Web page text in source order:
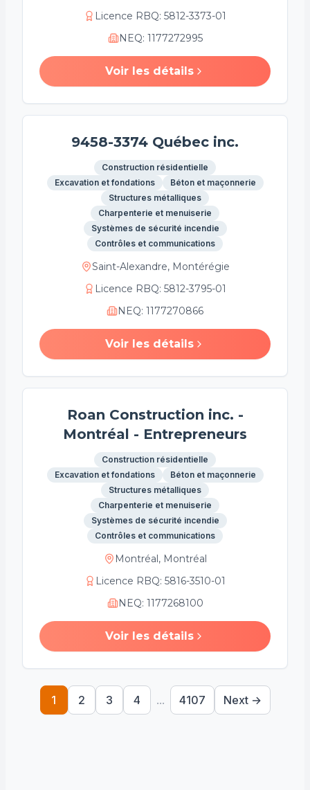
Licence RBQ: 5812-3373-01
NEQ: 1177272995
Voir les détails
9458-3374 Québec inc.
Construction résidentielle
Excavation et fondations
Béton et maçonnerie
Structures métalliques
Charpenterie et menuiserie
Systèmes de sécurité incendie
Contrôles et communications
Saint-Alexandre, Montérégie
Licence RBQ: 5812-3795-01
NEQ: 1177270866
Voir les détails
Roan Construction inc. -
Montréal - Entrepreneurs
Construction résidentielle
Excavation et fondations
Béton et maçonnerie
Structures métalliques
Charpenterie et menuiserie
Systèmes de sécurité incendie
Contrôles et communications
Montréal, Montréal
Licence RBQ: 5816-3510-01
NEQ: 1177268100
Voir les détails
1 2 3 4 ... 4107 Next →